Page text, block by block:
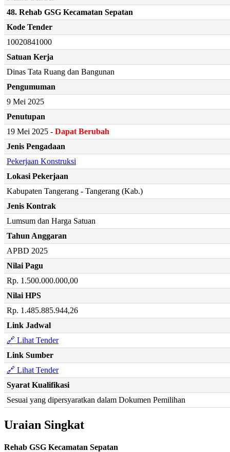
48. Rehab GSG Kecamatan Sepatan
Kode Tender
10020841000
Satuan Kerja
Dinas Tata Ruang dan Bangunan
Pengumuman
9 Mei 2025
Penutupan
19 Mei 2025 - Dapat Berubah
Jenis Pengadaan
Pekerjaan Konstruksi
Lokasi Pekerjaan
Kabupaten Tangerang - Tangerang (Kab.)
Jenis Kontrak
Lumsum dan Harga Satuan
Tahun Anggaran
APBD 2025
Nilai Pagu
Rp. 1.500.000.000,00
Nilai HPS
Rp. 1.485.885.944,26
Link Jadwal
🔗 Lihat Tender
Link Sumber
🔗 Lihat Tender
Syarat Kualifikasi
Sesuai yang dipersyaratkan dalam Dokumen Pemilihan
Uraian Singkat
Rehab GSG Kecamatan Sepatan